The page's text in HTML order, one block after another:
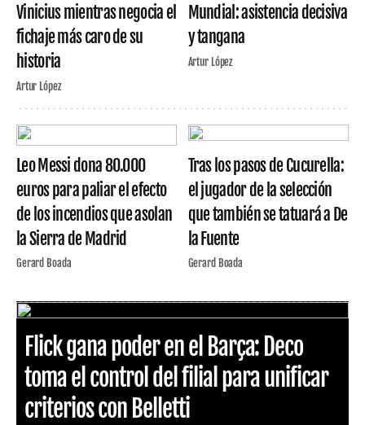
Vinicius mientras negocia el
fichaje más caro de su
historia
Artur López
Mundial: asistencia decisiva
y tangana
Artur López
Leo Messi dona 80.000
euros para paliar el efecto
de los incendios que asolan
la Sierra de Madrid
Gerard Boada
Tras los pasos de Cucurella:
el jugador de la selección
que también se tatuará a De
la Fuente
Gerard Boada
Flick gana poder en el Barça: Deco
toma el control del filial para unificar
criterios con Belletti